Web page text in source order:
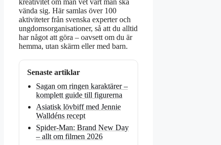
kreativitet om man vet vart man ska
vända sig. Här samlas över 100
aktiviteter från svenska experter och
ungdomsorganisationer, så att du alltid
har något att göra – oavsett om du är
hemma, utan skärm eller med barn.
Senaste artiklar
Sagan om ringen karaktärer –
komplett guide till figurerna
Asiatisk lövbiff med Jennie
Walldéns recept
Spider-Man: Brand New Day
– allt om filmen 2026